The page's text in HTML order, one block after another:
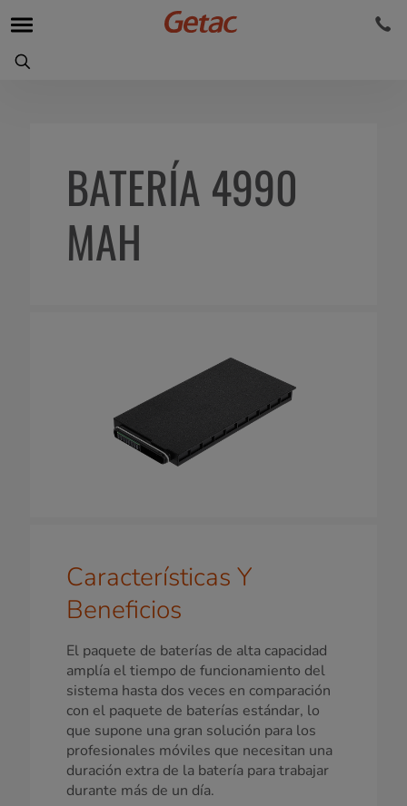
BATERÍA 4990
MAH
Características Y
Beneficios
El paquete de baterías de alta capacidad
amplía el tiempo de funcionamiento del
sistema hasta dos veces en comparación
con el paquete de baterías estándar, lo
que supone una gran solución para los
profesionales móviles que necesitan una
duración extra de la batería para trabajar
durante más de un día.